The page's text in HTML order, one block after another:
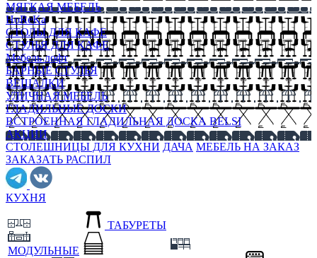
МЯГКАЯ МЕБЕЛЬ
HoReKa
СТОЛЫ ДЛЯ КАФЕ
СТУЛЬЯ ДЛЯ КАФЕ
Мебель лофт
БАРНЫЕ СТУЛЬЯ
ВЕШАЛКИ
УЛИЧНАЯ МЕБЕЛЬ
ГЛАДИЛЬНЫЕ ДОСКИ
ВСТРОЕННАЯ ГЛАДИЛЬНАЯ ДОСКА BELSI
АКЦИИ
СТОЛЕШНИЦЫ ДЛЯ КУХНИ ДАЧА МЕБЕЛЬ НА ЗАКАЗ
ЗАКАЗАТЬ РАСПИЛ
КУХНЯ
МОДУЛЬНЫЕ
ТАБУРЕТЫ